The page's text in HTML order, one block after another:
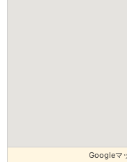
Googleマ